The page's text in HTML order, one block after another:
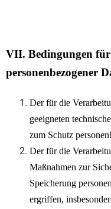
VII. Bedingungen
personenbezogener
Der für die
geeigneten
zum Schutz
Der für die
Maßnahmen zur
Speicherung
ergriffen,